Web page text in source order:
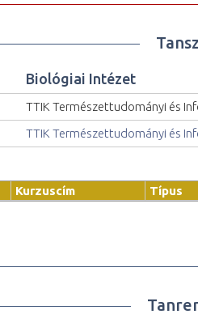
Biológiai Intézet
TTIK Természettudományi és
TTIK Természettudományi és
Kurzuscím Típus